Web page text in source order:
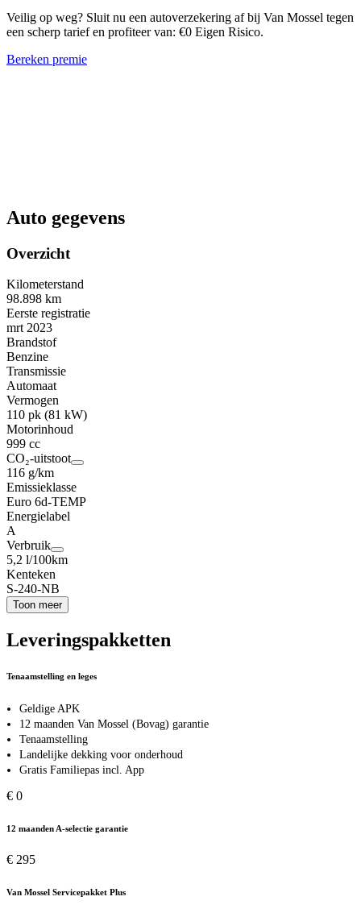
Veilig op weg? Sluit nu een autoverzekering af bij Van Mossel tegen
een scherp tarief en profiteer van: €0 Eigen Risico.
Bereken premie
Auto gegevens
Overzicht
Kilometerstand
98.898 km
Eerste registratie
mrt 2023
Brandstof
Benzine
Transmissie
Automaat
Vermogen
110 pk (81 kW)
Motorinhoud
999 cc
CO₂-uitstoot
116 g/km
Emissieklasse
Euro 6d-TEMP
Energielabel
A
Verbruik
5,2 l/100km
Kenteken
S-240-NB
Toon meer
Leveringspakketten
Tenaamstelling en leges
Geldige APK
12 maanden Van Mossel (Bovag) garantie
Tenaamstelling
Landelijke dekking voor onderhoud
Gratis Familiepas incl. App
€ 0
12 maanden A-selectie garantie
€ 295
Van Mossel Servicepakket Plus